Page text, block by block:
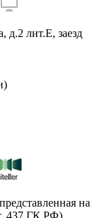
д.2 лит.Е, заезд
на
437 ГК РФ)